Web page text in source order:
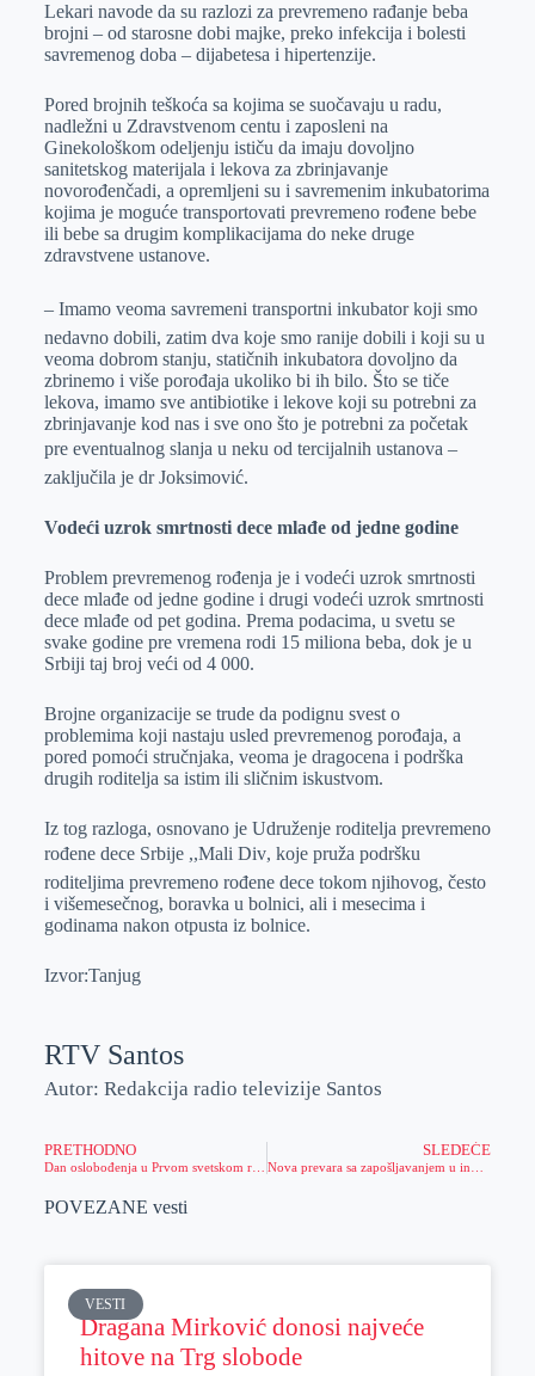
Lekari navode da su razlozi za prevremeno rađanje beba
brojni – od starosne dobi majke, preko infekcija i bolesti
savremenog doba – dijabetesa i hipertenzije.
Pored brojnih teškoća sa kojima se suočavaju u radu,
nadležni u Zdravstvenom centu i zaposleni na
Ginekološkom odeljenju ističu da imaju dovoljno
sanitetskog materijala i lekova za zbrinjavanje
novorođenčadi, a opremljeni su i savremenim inkubatorima
kojima je moguće transportovati prevremeno rođene bebe
ili bebe sa drugim komplikacijama do neke druge
zdravstvene ustanove.
– Imamo veoma savremeni transportni inkubator koji smo
nedavno dobili, zatim dva koje smo ranije dobili i koji su u
veoma dobrom stanju, statičnih inkubatora dovoljno da
zbrinemo i više porođaja ukoliko bi ih bilo. Što se tiče
lekova, imamo sve antibiotike i lekove koji su potrebni za
zbrinjavanje kod nas i sve ono što je potrebni za početak
pre eventualnog slanja u neku od tercijalnih ustanova –
zaključila je dr Joksimović.
Vodeći uzrok smrtnosti dece mlađe od jedne godine
Problem prevremenog rođenja je i vodeći uzrok smrtnosti
dece mlađe od jedne godine i drugi vodeći uzrok smrtnosti
dece mlađe od pet godina. Prema podacima, u svetu se
svake godine pre vremena rodi 15 miliona beba, dok je u
Srbiji taj broj veći od 4 000.
Brojne organizacije se trude da podignu svest o
problemima koji nastaju usled prevremenog porođaja, a
pored pomoći stručnjaka, veoma je dragocena i podrška
drugih roditelja sa istim ili sličnim iskustvom.
Iz tog razloga, osnovano je Udruženje roditelja prevremeno
rođene dece Srbije ,,Mali Div, koje pruža podršku
roditeljima prevremeno rođene dece tokom njihovog, često
i višemesečnog, boravka u bolnici, ali i mesecima i
godinama nakon otpusta iz bolnice.
Izvor:Tanjug
RTV Santos
Autor: Redakcija radio televizije Santos
PRETHODNO
Dan oslobođenja u Prvom svetskom ratu – Praznik grada Zrenjanina, večeras koncert ansambla “Stanislav Binički“
SLEDEĆE
POVEZANE vesti
VESTI
Dragana Mirković donosi najveće
hitove na Trg slobode